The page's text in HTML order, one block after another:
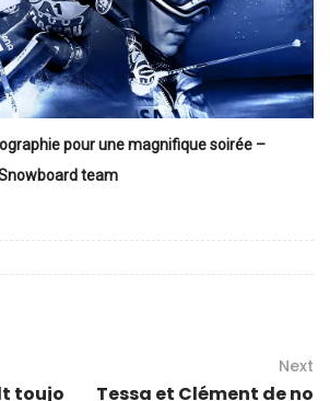
pour une magnifique soirée –
team
toujo
Next
Tessa et Clément de no